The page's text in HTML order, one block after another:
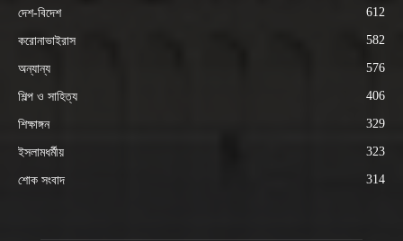
দেশ-বিদেশ 612
করোনাভাইরাস 582
অন্যান্য 576
শিল্প ও সাহিত্য 406
শিক্ষাঙ্গন 329
ইসলামধর্মীয় 323
শোক সংবাদ 314